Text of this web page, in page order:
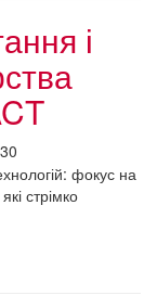
і
фокус на
стрімко